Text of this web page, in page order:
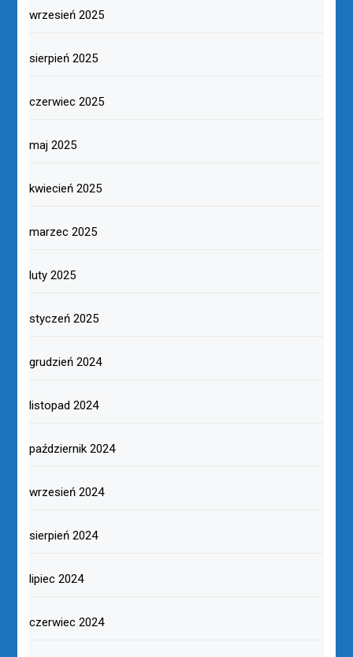
wrzesień 2025
sierpień 2025
czerwiec 2025
maj 2025
kwiecień 2025
marzec 2025
luty 2025
styczeń 2025
grudzień 2024
listopad 2024
październik 2024
wrzesień 2024
sierpień 2024
lipiec 2024
czerwiec 2024